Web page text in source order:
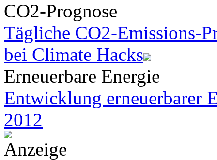
CO2-Prognose
Tägliche CO2-Emissions-
bei Climate Hacks
Erneuerbare Energie
Entwicklung erneuerbarer
2012
Anzeige